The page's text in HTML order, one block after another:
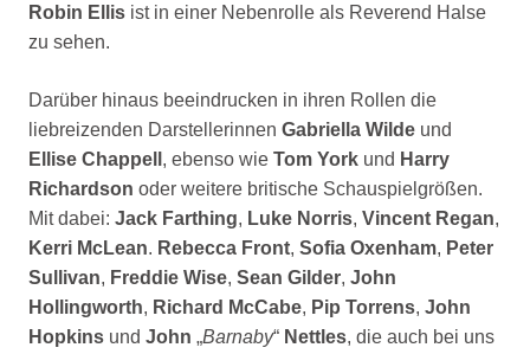
Robin Ellis ist in einer Nebenrolle als Reverend Halse
zu sehen.
Darüber hinaus beeindrucken in ihren Rollen die
liebreizenden Darstellerinnen Gabriella Wilde und
Ellise Chappell , ebenso wie Tom York und Harry
Richardson oder weitere britische Schauspielgrößen.
Mit dabei: Jack Farthing, Luke Norris, Vincent Regan,
Kerri McLean. Rebecca Front, Sofia Oxenham, Peter
Sullivan, Freddie Wise, Sean Gilder, John
Hollingworth, Richard McCabe, Pip Torrens, John
Hopkins und John „Barnaby“ Nettles, die auch bei uns